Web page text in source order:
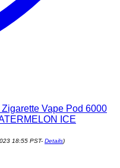
Vape Pod 6000
ICE
18:55 PST- Details)